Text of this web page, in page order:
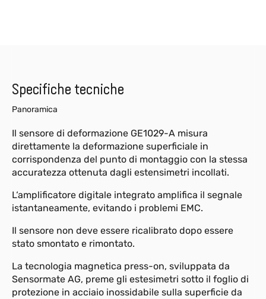
Specifiche tecniche
Panoramica
Il sensore di deformazione GE1029-A misura
direttamente la deformazione superficiale in
corrispondenza del punto di montaggio con la stessa
accuratezza ottenuta dagli estensimetri incollati.
L‘amplificatore digitale integrato amplifica il segnale
istantaneamente, evitando i problemi EMC.
Il sensore non deve essere ricalibrato dopo essere
stato smontato e rimontato.
La tecnologia magnetica press-on, sviluppata da
Sensormate AG, preme gli estesimetri sotto il foglio di
protezione in acciaio inossidabile sulla superficie da